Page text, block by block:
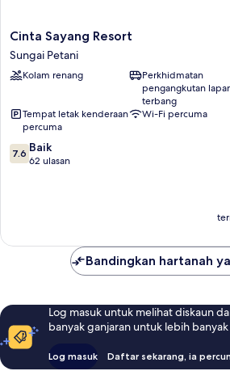
Cinta
Sayang
Resort
Sungai
Cinta Sayang Resort
Sungai Petani
Kolam renang
Perkhidmatan
pengangkutan
terbang
Tempat letak kenderaan
percuma
Wi-Fi percuma
7.6
daripada
7.6 Baik
62 ulasan
Bandingkan hartanah
Log masuk untuk melihat diskaun
banyak ganjaran untuk lebih
Log masuk Daftar sekarang, ia